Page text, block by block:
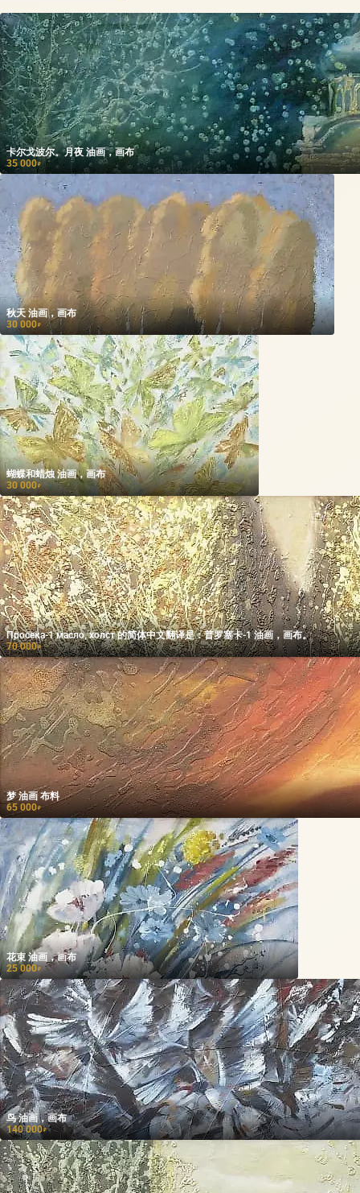
卡尔戈波尔。月夜 油画，画布
35 000₽
秋天 油画，画布
30 000₽
蝴蝶和蜡烛 油画，画布
30 000₽
Просека-1 масло, холст 的简体中文翻译是：普罗塞卡-1 油画，画布。
70 000₽
梦 油画 布料
65 000₽
花束 油画，画布
25 000₽
鸟 油画，画布
140 000₽